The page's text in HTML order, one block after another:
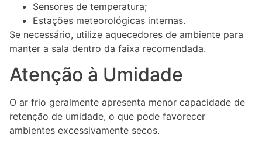
Sensores de temperatura;
Estações meteorológicas internas.
Se necessário, utilize aquecedores de ambiente para
manter a sala dentro da faixa recomendada.
Atenção à Umidade
O ar frio geralmente apresenta menor capacidade de
retenção de umidade, o que pode favorecer
ambientes excessivamente secos.